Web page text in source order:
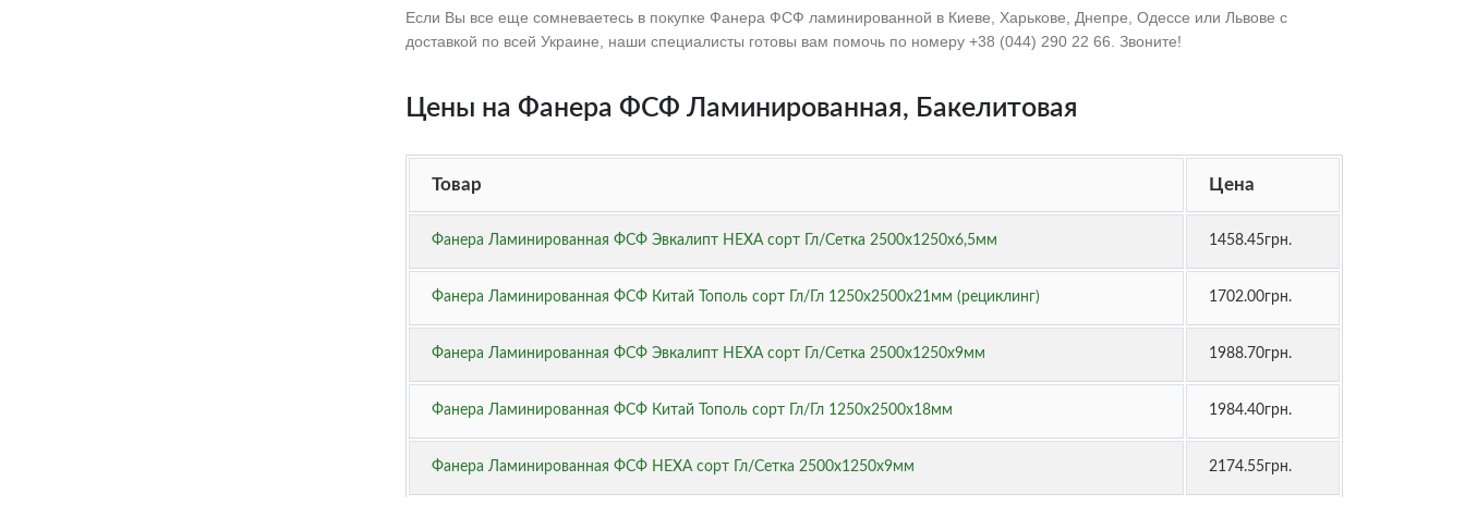
Если Вы все еще сомневаетесь в покупке Фанера ФСФ ламинированной в Киеве, Харькове, Днепре, Одессе или Львове с
доставкой по всей Украине, наши специалисты готовы вам помочь по номеру +38 (044) 290 22 66. Звоните!
Цены на Фанера ФСФ Ламинированная, Бакелитовая
Товар Цена
Фанера Ламинированная ФСФ Эвкалипт НЕХА сорт Гл/Сетка 2500х1250х6,5мм 1458.45грн.
Фанера Ламинированная ФСФ Китай Тополь сорт Гл/Гл 1250х2500х21мм (рециклинг) 1702.00грн.
Фанера Ламинированная ФСФ Эвкалипт НЕХА сорт Гл/Сетка 2500х1250х9мм 1988.70грн.
Фанера Ламинированная ФСФ Китай Тополь сорт Гл/Гл 1250х2500х18мм 1984.40грн.
Фанера Ламинированная ФСФ НЕХА сорт Гл/Сетка 2500х1250х9мм 2174.55грн.